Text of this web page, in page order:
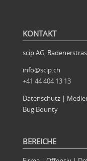
KONTAKT
scip AG,
info@scip.ch
+41 44 404 13 13
Datenschutz|
Bug Bounty
BEREICHE